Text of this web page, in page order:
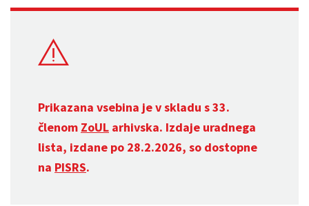
Prikazana vsebina je v skladu s 33.
členom ZoUL arhivska. Izdaje uradnega
lista, izdane po 28.2.2026, so dostopne
na PISRS.